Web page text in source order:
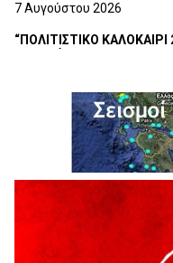
7 Αυγούστου 2026
“ΠΟΛΙΤΙΣΤΙΚΟ ΚΑΛΟΚΑΙΡΙ
Υπογραφή Μνημονίου
Δυτικής Μακεδονίας με
6 Αυγούστου 2026
Σε απόγνωση λόγω
6 Αυγούστου 2026
ΔΙΑΚΟΠΗ ΗΛΕΚΤΡΙΚΟΥ
6 Αυγούστου 2026